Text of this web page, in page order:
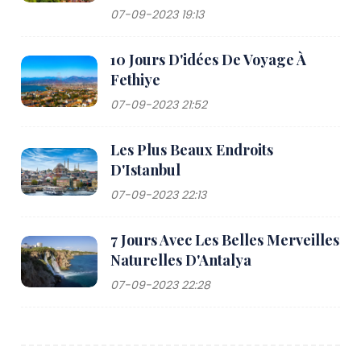
07-09-2023 19:13
10 Jours D'idées De Voyage À
Fethiye
07-09-2023 21:52
Les Plus Beaux Endroits
D'Istanbul
07-09-2023 22:13
7 Jours Avec Les Belles Merveilles
Naturelles D'Antalya
07-09-2023 22:28